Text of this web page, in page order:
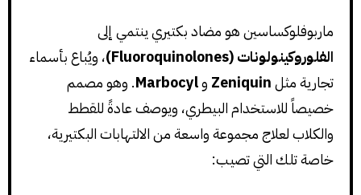
ماربوفلوكساسين هو مضاد بكتيري ينتمي إلى
الفلوروكينولونات (Fluoroquinolones)
، ويُباع بأسماء
تجارية مثلZeniquin وMarbocyl. وهو مصمم
خصيصاً للاستخدام البيطري، ويوصف عادةً للقطط
والكلاب لعلاج مجموعة واسعة من الالتهابات البكتيرية،
خاصة تلك التي تصيب: